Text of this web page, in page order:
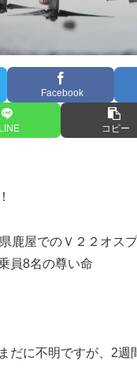
Facebook
LINE コピー
鹿屋でのＶ２２オス
員8名の尊い命
だに不明ですが、2週